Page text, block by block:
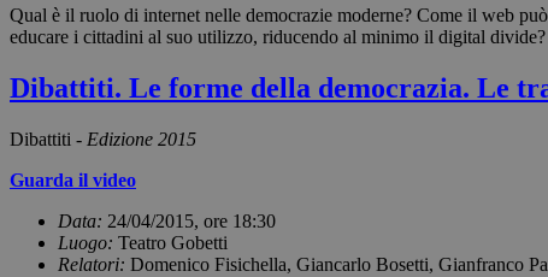
Qual è il ruolo di internet nelle democrazie moderne? Come il web
educare i cittadini al suo utilizzo, riducendo al minimo il digital divide?
Dibattiti. Le forme della democrazia. Le
Dibattiti - Edizione 2015
Guarda il video
Data: 24/04/2015, ore 18:30
Luogo: Teatro Gobetti
Relatori: Domenico Fisichella, Giancarlo Bosetti, Gianfranco